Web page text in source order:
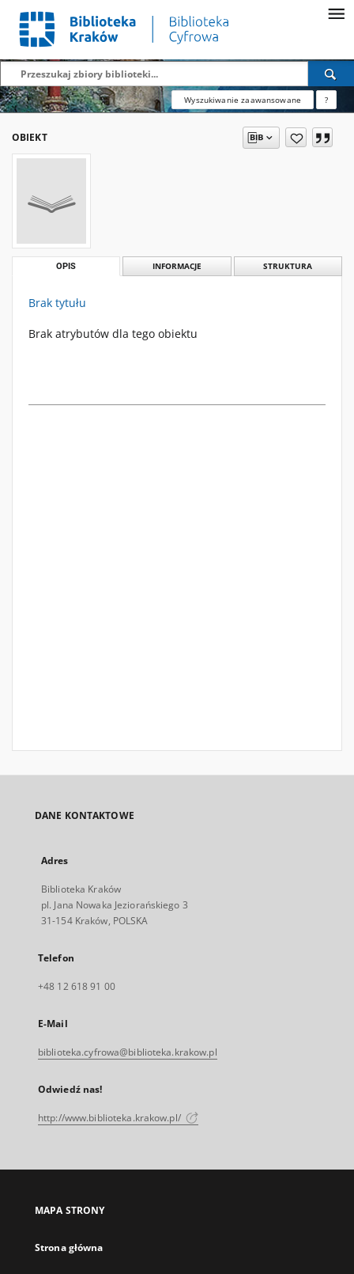
Wyszukiwanie zaawansowane ?
OBIEKT
OPIS INFORMACJE STRUKTURA
Brak tytułu
Brak atrybutów dla tego obiektu
DANE KONTAKTOWE
Adres
Biblioteka Kraków
pl. Jana Nowaka Jeziorańskiego 3
31-154 Kraków, POLSKA
Telefon
+48 12 618 91 00
E-Mail
biblioteka.cyfrowa@biblioteka.krakow.pl
Odwiedź nas!
http://www.biblioteka.krakow.pl/
MAPA STRONY
Strona główna